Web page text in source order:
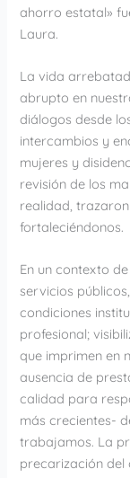
ahorro estatal»
Laura.
La vida
abrupto en
diálogos desde
intercambios y
mujeres y
revisión de los
realidad,
fortaleciéndonos.
En un contexto
servicios
condiciones
profesional;
que imprimen en
ausencia de
calidad para
más crecientes-
trabajamos. La
precarización